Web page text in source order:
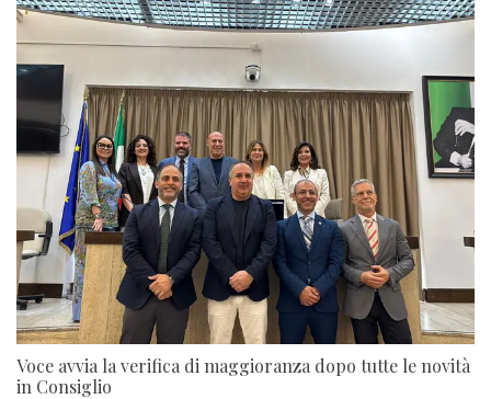
Voce avvia la verifica di maggioranza dopo tutte le novità
in Consiglio